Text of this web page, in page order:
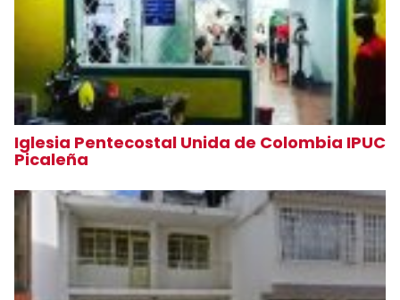
Iglesia Pentecostal Unida de Colombia IPUC
Picaleña